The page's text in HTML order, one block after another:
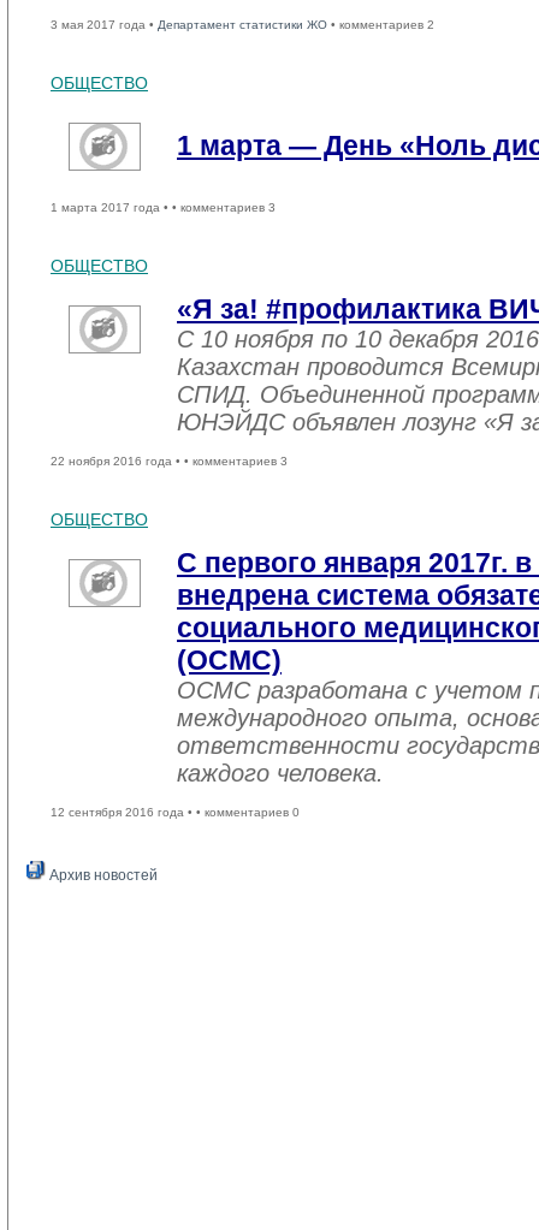
3 мая 2017 года • Департамент статистики ЖО • комментариев 2
ОБЩЕСТВО
1 марта — День «Ноль
1 марта 2017 года • • комментариев 3
ОБЩЕСТВО
«Я за! #профилактика
С 10 ноября по 10 декабря
Казахстан проводится
СПИД. Объединенной
ЮНЭЙДС объявлен лозунг «Я
22 ноября 2016 года • • комментариев 3
ОБЩЕСТВО
С первого января 2017г.
внедрена система
социального
(ОСМС)
ОСМС разработана с учетом
международного опыта,
ответственности
каждого человека.
12 сентября 2016 года • • комментариев 0
Архив новостей